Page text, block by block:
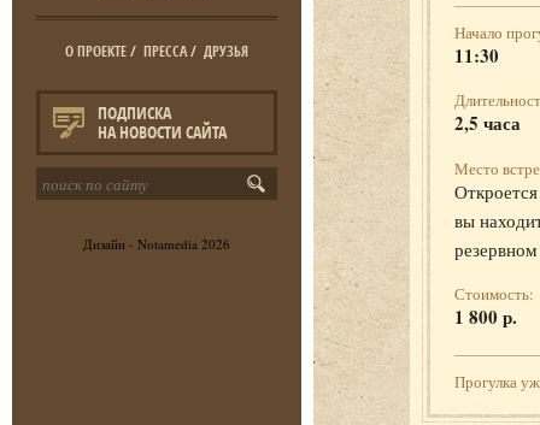
О ПРОЕКТЕ/ ПРЕССА/ ДРУЗЬЯ
ПОДПИСКА
НА НОВОСТИ САЙТА
Дизайн - Notamedia 2026
Начало
11:30
2,5 часа
Место
вы
Стоимость:
1 800 р.
Прогулка